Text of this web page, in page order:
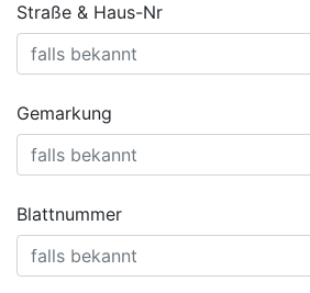
Straße & Haus-Nr
Gemarkung
Blattnummer